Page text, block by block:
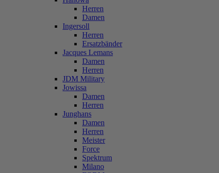
Herren
Damen
Ingersoll
Herren
Ersatzbänder
Jacques Lemans
Damen
Herren
JDM Military
Jowissa
Damen
Herren
Junghans
Damen
Herren
Meister
Force
Spektrum
Milano